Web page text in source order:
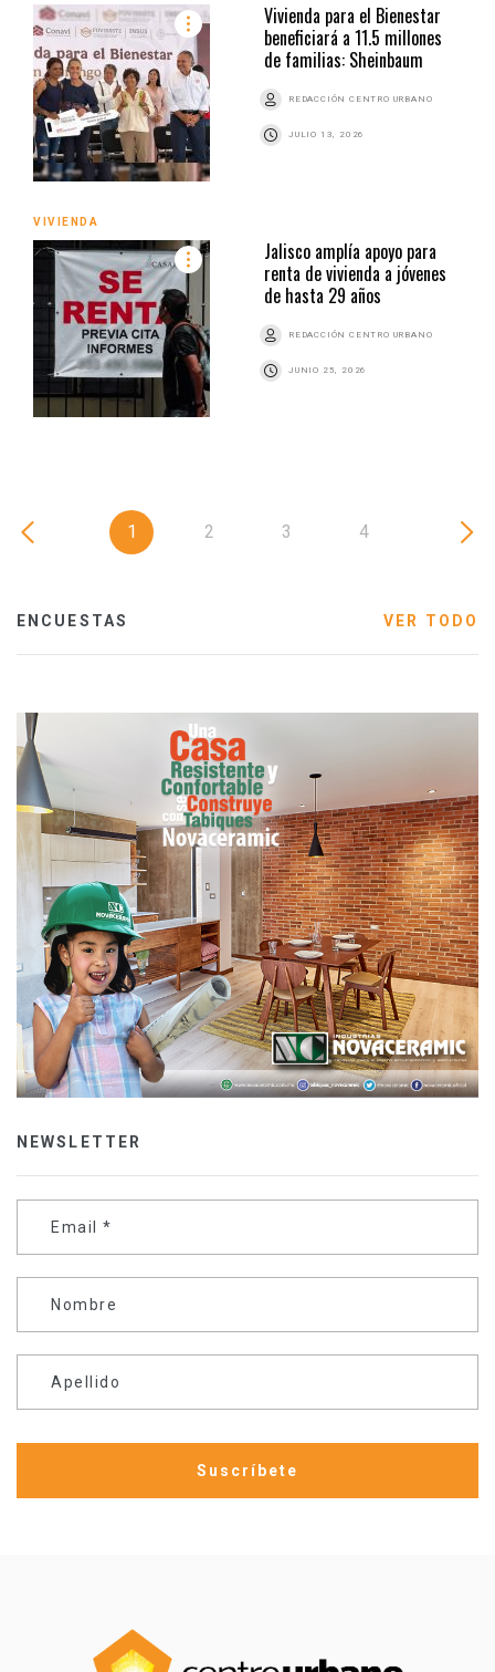
Vivienda para el Bienestar
beneficiará a 11.5 millones
de familias: Sheinbaum
REDACCIÓN CENTRO URBANO
JULIO 13, 2026
VIVIENDA
Jalisco amplía apoyo para
renta de vivienda a jóvenes
de hasta 29 años
REDACCIÓN CENTRO URBANO
JUNIO 25, 2026
1 2 3 4
ENCUESTAS VER TODO
NEWSLETTER
Email *
Nombre
Apellido